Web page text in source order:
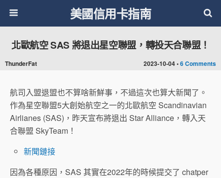
美國信用卡指南
2023-10-04 •6 Comments
北歐航空 SAS 將退出星空聯盟，轉投天合聯盟！
ThunderFat
航司入盟退盟也不算啥新鮮事，不過這次也算大新聞了。
作為星空聯盟5大創始航空之一的北歐航空 Scandinavian
Airlianes (SAS)，昨天宣布將退出 Star Alliance，轉入天
合聯盟 SkyTeam！
新聞鏈接
因為各種原因，SAS 其實在2022年的時候提交了 chatper